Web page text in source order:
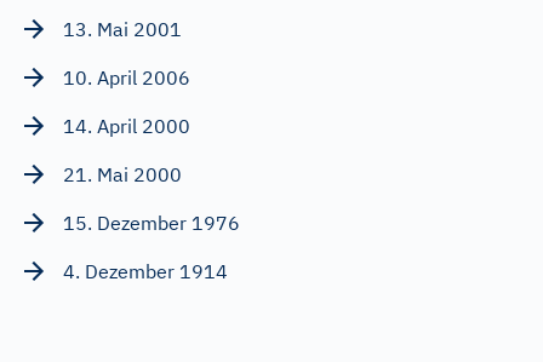
13. Mai 2001
10. April 2006
14. April 2000
21. Mai 2000
15. Dezember 1976
4. Dezember 1914